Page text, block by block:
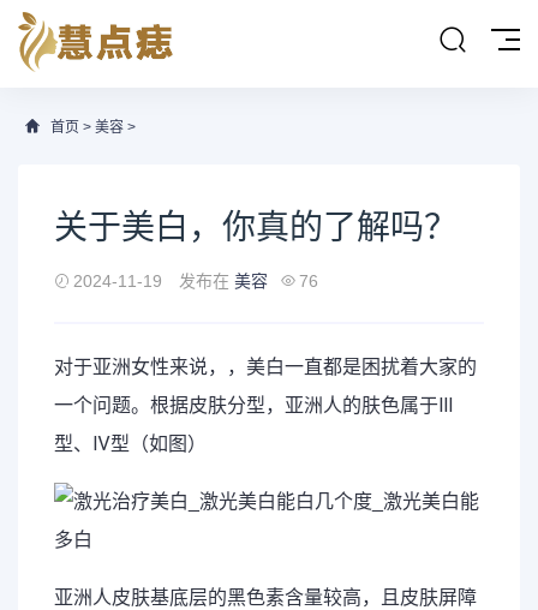
首页 > 美容 >
关于美白，你真的了解吗？
2024-11-19 发布在 美容 76
对于亚洲女性来说，，美白一直都是困扰着大家的
一个问题。根据皮肤分型，亚洲人的肤色属于Ⅲ
型、Ⅳ型（如图）
亚洲人皮肤基底层的黑色素含量较高，且皮肤屏障